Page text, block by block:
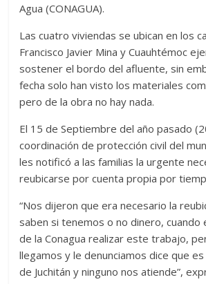
Agua (CONAGUA).
Las cuatro viviendas se ubican en los
Francisco Javier Mina y Cuauhtémoc
sostener el bordo del afluente, sin
fecha solo han visto los materiales
pero de la obra no hay nada.
El 15 de Septiembre del año pasado
coordinación de protección civil del
les notificó a las familias la urgente
reubicarse por cuenta propia por
“Nos dijeron que era necesario la
saben si tenemos o no dinero, cuando
de la Conagua realizar este trabajo,
llegamos y le denunciamos dice que
de Juchitán y ninguno nos atiende”,